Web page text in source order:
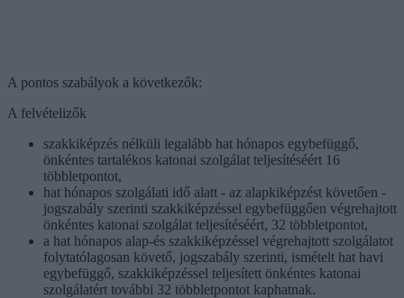
A pontos szabályok a következők:
A felvételizők
szakkiképzés nélküli legalább hat hónapos egybefüggő,
önkéntes tartalékos katonai szolgálat teljesítéséért 16
többletpontot,
hat hónapos szolgálati idő alatt - az alapkiképzést követően -
jogszabály szerinti szakkiképzéssel egybefüggően végrehajtott
önkéntes katonai szolgálat teljesítéséért, 32 többletpontot,
a hat hónapos alap-és szakkiképzéssel végrehajtott szolgálatot
folytatólagosan követő, jogszabály szerinti, ismételt hat havi
egybefüggő, szakkiképzéssel teljesített önkéntes katonai
szolgálatért további 32 többletpontot kaphatnak.